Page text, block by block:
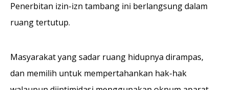
Penerbitan izin-izn tambang ini berlangsung dalam
ruang tertutup.
Masyarakat yang sadar ruang hidupnya dirampas,
dan memilih untuk mempertahankan hak-hak